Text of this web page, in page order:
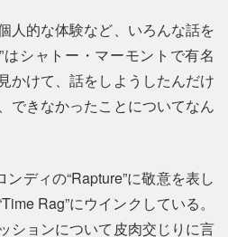
人的な体験など、いろんな話を
はシャトー・マーモントで有名
かけて、話をしようしたんだけ
できなかったことについてなん
ンディの“Rapture”に敬意を表し
Rag”にウインクしている。
ションについて皮肉交じりに言